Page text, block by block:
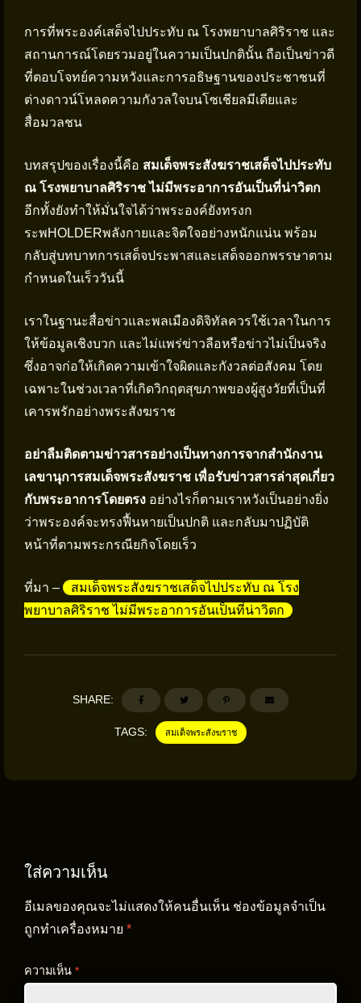
การที่พระองค์เสด็จไปประทับ ณ โรงพยาบาลศิริราช และ
สถานการณ์โดยรวมอยู่ในความเป็นปกตินั้น ถือเป็นข่าวดี
ที่ตอบโจทย์ความหวังและการอธิษฐานของประชาชนที่
ต่างดาวน์โหลดความกังวลใจบนโซเชียลมีเดียและ
สื่อมวลชน
บทสรุปของเรื่องนี้คือ สมเด็จพระสังฆราชเสด็จไปประทับ
ณ โรงพยาบาลศิริราช ไม่มีพระอาการอันเป็นที่น่าวิตก
อีกทั้งยังทำให้มั่นใจได้ว่าพระองค์ยังทรงก
ระพHOLDERพลังกายและจิตใจอย่างหนักแน่น พร้อม
กลับสู่บทบาทการเสด็จประพาสและเสด็จออกพรรษาตาม
กำหนดในเร็ววันนี้
เราในฐานะสื่อข่าวและพลเมืองดิจิทัลควรใช้เวลาในการ
ให้ข้อมูลเชิงบวก และไม่แพร่ข่าวลือหรือข่าวไม่เป็นจริง
ซึ่งอาจก่อให้เกิดความเข้าใจผิดและกังวลต่อสังคม โดย
เฉพาะในช่วงเวลาที่เกิดวิกฤตสุขภาพของผู้สูงวัยที่เป็นที่
เคารพรักอย่างพระสังฆราช
อย่าลืมติดตามข่าวสารอย่างเป็นทางการจากสำนักงาน
เลขานุการสมเด็จพระสังฆราช เพื่อรับข่าวสารล่าสุดเกี่ยว
กับพระอาการโดยตรง อย่างไรก็ตามเราหวังเป็นอย่างยิ่ง
ว่าพระองค์จะทรงฟื้นหายเป็นปกติ และกลับมาปฏิบัติ
หน้าที่ตามพระกรณียกิจโดยเร็ว
ที่มา –
สมเด็จพระสังฆราชเสด็จไปประทับ ณ โรง
พยาบาลศิริราช ไม่มีพระอาการอันเป็นที่น่าวิตก
SHARE:
TAGS: สมเด็จพระสังฆราช
ใส่ความเห็น
อีเมลของคุณจะไม่แสดงให้คนอื่นเห็น ช่องข้อมูลจำเป็น
ถูกทำเครื่องหมาย *
ความเห็น *